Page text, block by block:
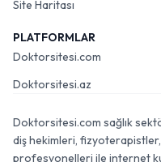
Site Haritası
PLATFORMLAR
Doktorsitesi.com
Doktorsitesi.az
Doktorsitesi.com sağlık
diş hekimleri,
profesyonelleri ile internet